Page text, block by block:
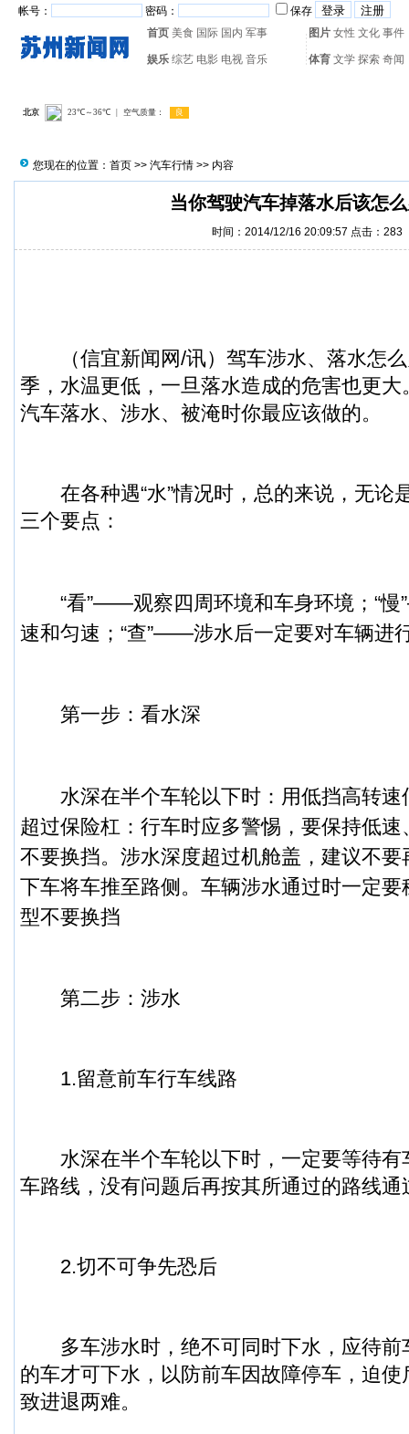
帐号： 密码：
保存
首页 美食 国际 国内 军事 图片 女性 文化 事件
娱乐 综艺 电影 电视 音乐 体育 文学 探索 奇闻
您现在的位置： 首页 >> 汽车行情 >> 内容
当你驾驶汽车掉落水后该怎
时间：2014/12/16 20:09:57 点击： 283
（信宜新闻 网/讯）驾车涉水、落水怎
季，水温更低，一旦落水造成的危害也更
汽车落水、涉水、被淹时你最应该做的。
在各种遇“水”情况时，总的来说，无论
三个要点：
“看”——观察四周环境和车身环境； “
速和匀速； “查”——涉水后一定要对车辆进
第一步：看水深
水深在半个车轮以下时：用低挡高转速
超过保险杠：行车时应多警惕，要保持低
不要换挡。 涉水深度超过机舱盖，建议不
下车将车推至路侧。 车辆涉水通过时一定
型不要换挡
第二步：涉水
1.留意前车行车线路
水深在半个车轮以下时，一定要等待有
车路线，没有问题后再按其所通过的路线通
2.切不可争先恐后
多车涉水时，绝不可同时下水，应待前
的车才可下水，以防前车因故障停车，迫
致进退两难。